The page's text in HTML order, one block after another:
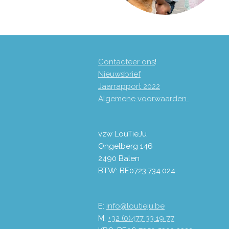
Contacteer ons!
Nieuwsbrief
Jaarrapport 2022
Algemene voorwaarden
vzw LouTieJu
Ongelberg 146
2490 Balen
BTW: BE0723.734.024
E: info@loutieju.be
M: +32 (0)477 33 19 77